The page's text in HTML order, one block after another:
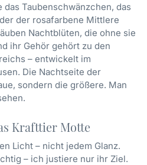
Taubenschwänzchen, das
der rosafarbene Mittlere
Nachtblüten, die ohne sie
ihr Gehör gehört zu den
– entwickelt im
Die Nachtseite der
sondern die größere. Man
Krafttier Motte
Licht – nicht jedem Glanz.
– ich justiere nur ihr Ziel.